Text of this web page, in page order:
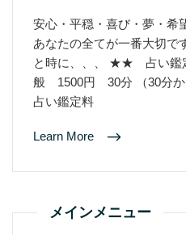
安心・平穏・喜び・夢・希
あなたの全てが一番大切
と時に、、、 ★★ 占い
般 1500円 30分 （30分か
占い鑑定料
Learn More
メインメニュー